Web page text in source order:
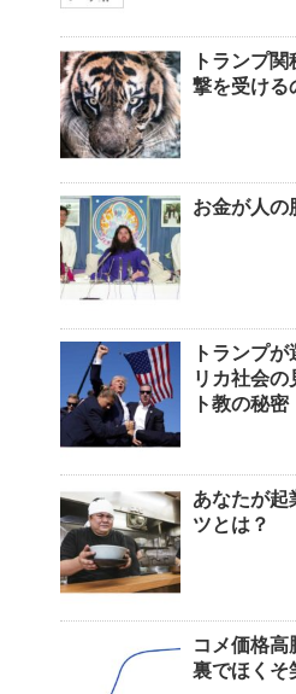
トランプ
撃を受ける
お金が人の
トランプ
リカ社会の
ト教の秘密
あなたが起
ツとは？
コメ価格
裏でほくそ